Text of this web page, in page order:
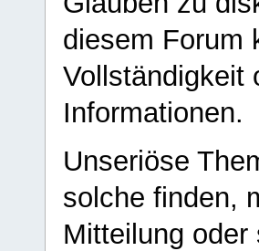
diesem Forum
Vollständigkeit
Informationen.
Unseriöse
solche finden,
Mitteilung